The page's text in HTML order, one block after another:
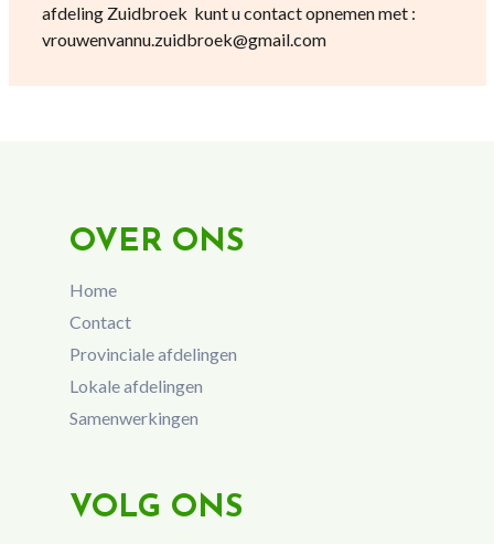
afdeling Zuidbroek kunt u contact opnemen met :
vrouwenvannu.zuidbroek@gmail.com
OVER ONS
Home
Contact
Provinciale afdelingen
Lokale afdelingen
Samenwerkingen
VOLG ONS